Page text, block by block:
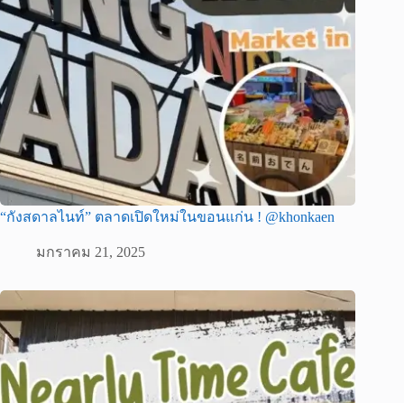
“กังสดาลไนท์” ตลาดเปิดใหม่ในขอนแก่น ! @khonkaen
มกราคม 21, 2025